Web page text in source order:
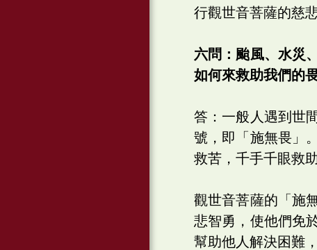
行觀世音菩薩的慈
六問：颱風、水災
如何來救助我們的
答：一般人遇到世
號，即「施無畏」
救苦，千手千眼救
觀世音菩薩的「施
悲智勇，使他們免
幫助他人解決困難